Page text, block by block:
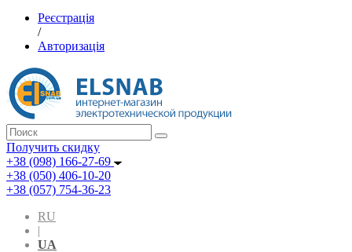
Реєстрація
/
Авторизація
Получить скидку
+38 (098) 166-27-69
+38 (050) 406-10-20
+38 (057) 754-36-23
RU
|
UA